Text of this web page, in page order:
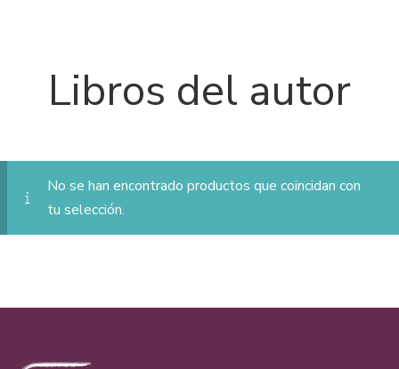
Libros del autor
No se han encontrado productos que coincidan con
tu selección.